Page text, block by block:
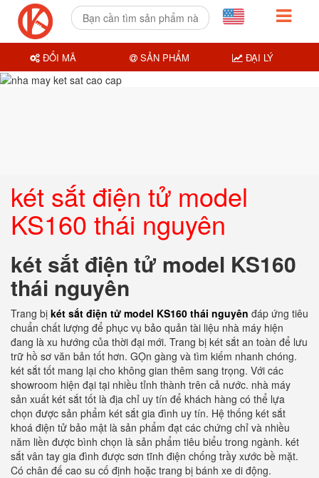
két sắt điện tử model
KS160 thái nguyên
két sắt điện tử model KS160
thái nguyên
Trang bị két sắt điện tử model KS160 thái nguyên đáp ứng tiêu
chuẩn chất lượng để phục vụ bảo quản tài liệu nhà máy hiện
đang là xu hướng của thời đại mới. Trang bị két sắt an toàn để lưu
trữ hồ sơ văn bản tốt hơn. GỌn gàng và tìm kiếm nhanh chóng.
két sắt tốt mang lại cho không gian thêm sang trọng. Với các
showroom hiện đại tại nhiều tỉnh thành trên cả nước. nhà máy
sản xuất két sắt tốt là địa chỉ uy tín để khách hàng có thể lựa
chọn được sản phẩm két sắt gia đình uy tín. Hệ thống két sắt
khoá điện tử bảo mật là sản phẩm đạt các chứng chỉ và nhiều
năm liền được bình chọn là sản phẩm tiêu biểu trong ngành. két
sắt vân tay gia đình được sơn tĩnh điện chống trầy xước bề mặt.
Có chân đế cao su cố định hoặc trang bị bánh xe di động.
ĐỔI MÃ SẢN PHẨM ĐẠI LÝ